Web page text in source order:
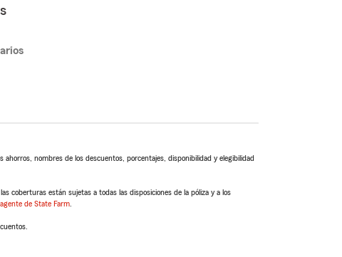
nombres de los descuentos, porcentajes, disponibilidad y elegibilidad
coberturas están sujetas a todas las disposiciones de la póliza y a los
agente de State Farm